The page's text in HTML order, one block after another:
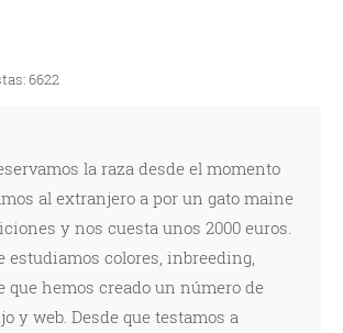
6622
la raza desde el momento
al extranjero a por un gato maine
y nos cuesta unos 2000 euros.
estudiamos colores, inbreeding,
que hemos creado un número de
y web. Desde que testamos a